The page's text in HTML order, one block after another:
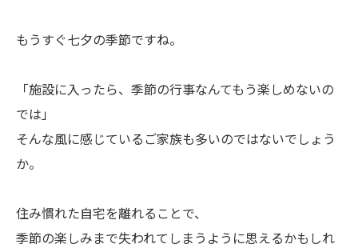
もうすぐ七夕の季節ですね。
「施設に入ったら、季節の行事なんてもう楽しめないの
では」
そんな風に感じているご家族も多いのではないでしょう
か。
住み慣れた自宅を離れることで、
季節の楽しみまで失われてしまうように思えるかもしれ